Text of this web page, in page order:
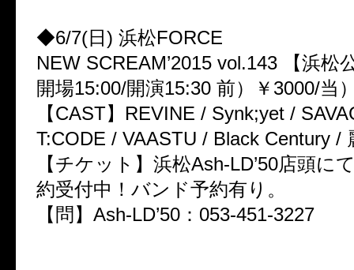
◆6/7(日) 浜松FORCE
NEW SCREAM’2015 vol.143 【浜松
開場15:00/開演15:30 前）￥3000/当
【CAST】REVINE / Synk;yet /
T:CODE / VAASTU / Black Century /
【チケット】浜松Ash-LD’50店頭に
約受付中！バンド予約有り。
【問】Ash-LD’50：053-451-3227